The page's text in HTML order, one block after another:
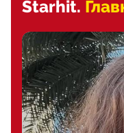
Starhit.